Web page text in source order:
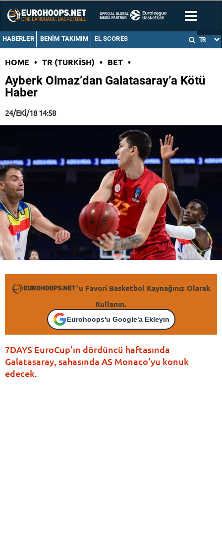
HABERLER BENIM TAKIMIM EL SCORES TR
HOME • TR (TURKISH) • BET •
Ayberk Olmaz’dan Galatasaray’a Kötü
Haber
24/EKI/18 14:58
'u Favori Basketbol Kaynağınız Olarak
Kullanın.
Eurohoops'u Google'a Ekleyin
7DAYS EuroCup’ın dördüncü haftasında
Galatasaray, sahasında AS Monaco’yu konuk
edecek.